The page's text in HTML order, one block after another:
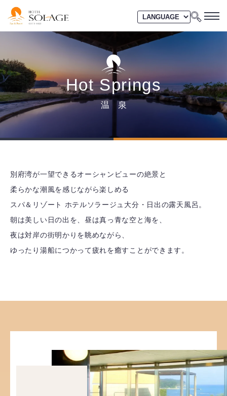
Hot Springs
温 泉
別府湾が一望できるオーシャンビューの絶景と
柔らかな潮風を感じながら楽しめる
スパ＆リゾート ホテルソラージュ大分・日出の露天風呂。
朝は美しい日の出を、昼は真っ青な空と海を、
夜は対岸の街明かりを眺めながら、
ゆったり湯船につかって疲れを癒すことができます。